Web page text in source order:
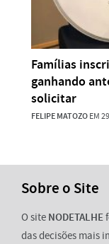
Famílias
ganhando
solicitar
FELIPE MATOZOEM
Sobre o Site
O site NODETALHE
das decisões mais